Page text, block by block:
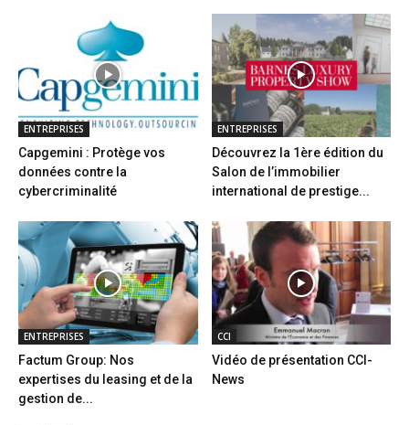
ENTREPRISES
Capgemini : Protège vos
données contre la
cybercriminalité
ENTREPRISES
Découvrez la 1ère édition du
Salon de l’immobilier
international de prestige...
ENTREPRISES
Factum Group: Nos
expertises du leasing et de la
gestion de...
CCI
Vidéo de présentation CCI-
News